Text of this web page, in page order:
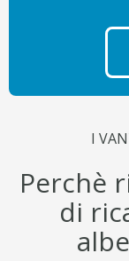
I
Perchè
di